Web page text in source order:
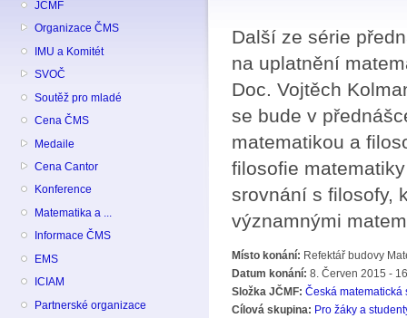
JČMF
Organizace ČMS
IMU a Komitét
SVOČ
Soutěž pro mladé
Cena ČMS
Medaile
Cena Cantor
Konference
Matematika a ...
Informace ČMS
EMS
ICIAM
Partnerské organizace
Další ze série
na uplatnění
Doc. Vojtěch
se bude v
matematikou a
filosofie
srovnání s filosofy,
významnými
Místo konání: Refektář budovy
Datum konání: 8. Červen 2015 -
Složka JČMF: Česká matematická
Cílová skupina: Pro žáky a